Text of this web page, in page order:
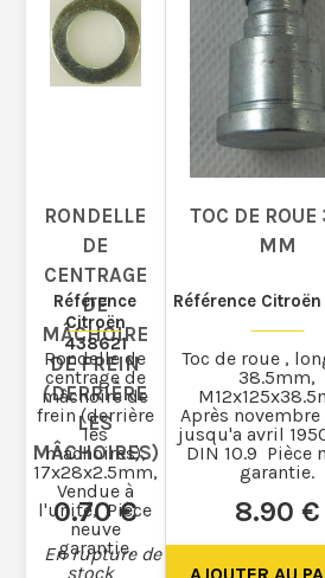
RONDELLE
DE
CENTRAGE
DE
MÂCHOIRE
DE FREIN
(DERRIÈRE
LES
MÂCHOIRES)
Référence
Citroën
438621
0.70 €
En rupture de
stock
Rondelle de
centrage de
mâchoire de
frein (derrière
les
machoires),
17x28x2.5mm,
Vendue à
l'unité, Pièce
neuve
garantie.
TOC DE
MM
Référence Citroën
8.90 €
Toc de roue ,
38.5mm,
Après novembre
jusqu'a avril
DIN 10.9 Pièce
garantie.